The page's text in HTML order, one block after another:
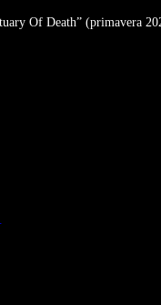
Of Death” (primavera